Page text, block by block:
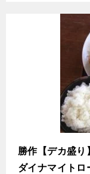
勝作【デカ盛
ダイナマイトロ